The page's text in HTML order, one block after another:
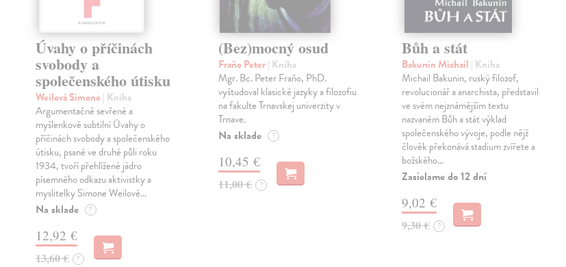
Úvahy o příčinách
svobody a
společenského útisku
Weilová Simone | Kniha
Argumentačně sevřené a
myšlenkově subtilní Úvahy o
příčinách svobody a společenského
útisku, psané ve druhé půli roku
1934, tvoří přehlížené jádro
písemného odkazu aktivistky a
myslitelky Simone Weilové…
Na sklade ?
12,92 €
13,60 € ?
(Bez)mocný osud
Fraňo Peter| Kniha
Mgr. Bc. Peter Fraňo, PhD.
vyštudoval klasické jazyky a filozofiu
na fakulte Trnavskej univerzity v
Trnave.
Na sklade ?
10,45 €
11,00 € ?
Bůh a stát
Bakunin Michail | Kniha
Michail Bakunin, ruský filozof,
revolucionář a anarchista, představil
ve svém nejznámějším textu
nazvaném Bůh a stát výklad
společenského vývoje, podle nějž
člověk překonává stadium zvířete a
božského…
Zasielame do 12 dní
9,02 €
9,30 € ?